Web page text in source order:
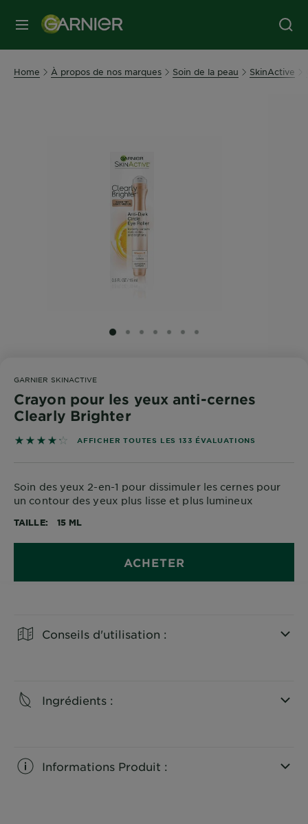
MENU
Home À propos de nos marques Soin de la peau SkinActive
SLIDE 1
SLIDE 2
SLIDE 3
SLIDE 4
SLIDE 5
SLIDE 6
SLIDE 7
GARNIER SKINACTIVE
Crayon pour les yeux anti-cernes
Clearly Brighter
4.2782 out of 5 stars based on reviews
AFFICHER TOUTES LES 133 ÉVALUATIONS
Soin des yeux 2-en-1 pour dissimuler les cernes pour
un contour des yeux plus lisse et plus lumineux
TAILLE 15 ML
ACHETER
Conseils d'utilisation :
Ingrédients :
Informations Produit :